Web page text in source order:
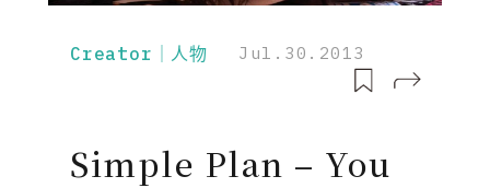
Creator｜人物 Jul.30.2013
Simple Plan – You